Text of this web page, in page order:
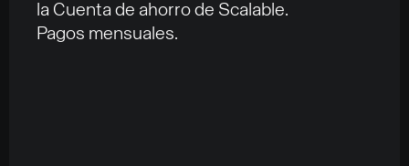
la Cuenta de ahorro de Scalable.
Pagos mensuales.